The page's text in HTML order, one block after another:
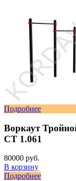
Подробнее
Воркаут
СТ 1.061
80000 руб.
В корзину
Подробнее